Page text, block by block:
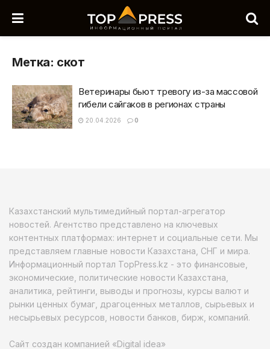
Метка: скот
Ветеринары бьют тревогу из-за массовой
гибели сайгаков в регионах страны
20.04.2026 0
Казахстанский мультимедийный портал-агрегатор
новостей. Агентство представлено на ключевых
контентных платформах: интернет и социальные сети. Мы
представляем главные новости Казахстана, СНГ и мира.
Информационный портал TopPress.kz - это финансовые,
экономические, политические новости Казахстана,
аналитика, рейтинги, выводы и прогнозы, курсы валют и
рынки ценных бумаг, драгоценных металлов, сырьевых и
несырьевых ресурсов, новости банков, бирж, компаний.
Сайт создан компанией «Digital idea»